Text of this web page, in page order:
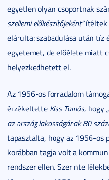
egyetlen olyan csoportnak
szellemi előkészítőjeként”ítéltek
elárulta: szabadulása után tíz
egyetemet, de előélete miatt
helyezkedhetett el.
Az 1956-os forradalom
érzékeltette Kiss Tamás, hogy
az ország lakosságának 80
tapasztalta, hogy az 1956-os
korábban tagja volt a
rendszer ellen. Szerinte